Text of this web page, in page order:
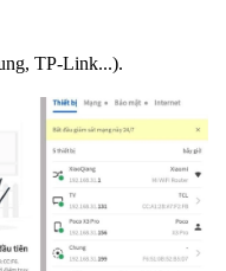
TP-Link...).